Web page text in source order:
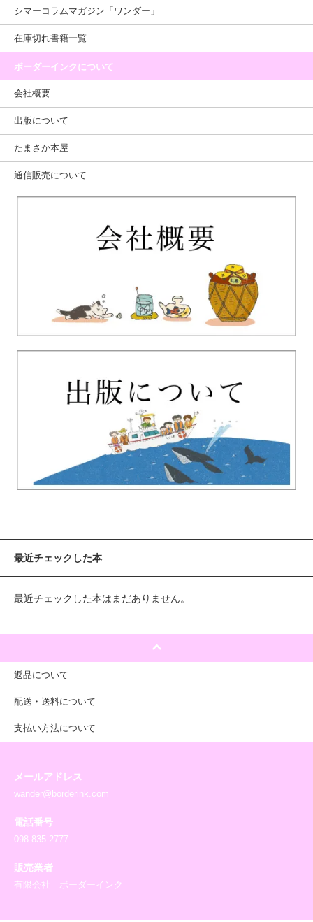
シマーコラムマガジン「ワンダー」
在庫切れ書籍一覧
ボーダーインクについて
会社概要
出版について
たまさか本屋
通信販売について
最近チェックした本
最近チェックした本はまだありません。
返品について
配送・送料について
支払い方法について
メールアドレス
wander@borderink.com
電話番号
098-835-2777
販売業者
有限会社 ボーダーインク